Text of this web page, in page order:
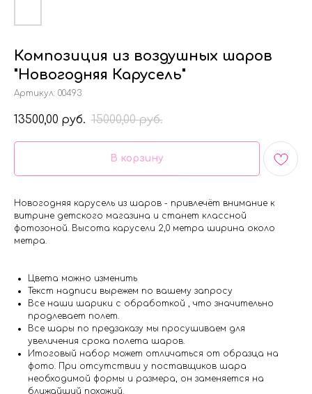
Композиция из воздушных шаров
"Новогодняя Карусель"
Артикул: 00493
13500,00 руб. 15000,00 руб.
В корзину
Новогодняя карусель из шаров - привлечёт внимание к
витрине детского магазина и станет классной
фотозоной. Высота карусели 2,0 метра ширина около
метра.
Цвета можно изменить
Текст надписи вырежем по вашему запросу
Все наши шарики с обработкой , что значительно
продлевает полет.
Все шары по предзаказу мы просушиваем для
увеличения срока полета шаров.
Итоговый набор может отличаться от образца на
фото. При отсутствии у поставщиков шара
необходимой формы и размера, он заменяется на
ближайший похожий.